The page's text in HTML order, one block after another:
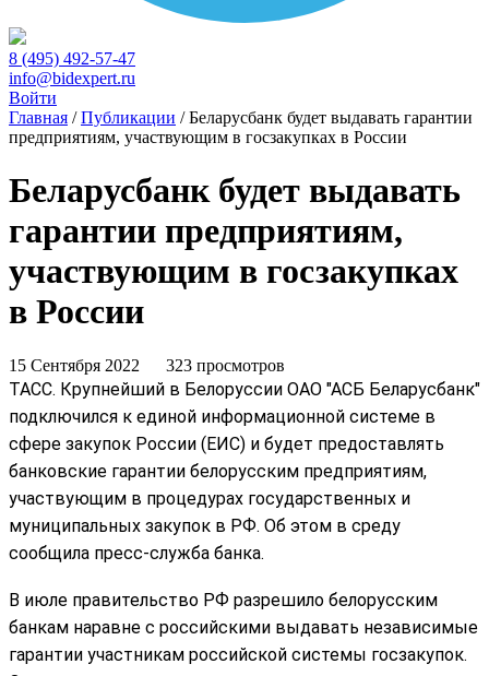
8 (495) 492-57-47
info@bidexpert.ru
Войти
Главная /Публикации /Беларусбанк будет выдавать гарантии
предприятиям, участвующим в госзакупках в России
Беларусбанк будет выдавать
гарантии предприятиям,
участвующим в госзакупках
в России
15 Сентября 2022 323 просмотров
ТАСС. Крупнейший в Белоруссии ОАО "АСБ Беларусбанк"
подключился к единой информационной системе в
сфере закупок России (ЕИС) и будет предоставлять
банковские гарантии белорусским предприятиям,
участвующим в процедурах государственных и
муниципальных закупок в РФ. Об этом в среду
сообщила пресс-служба банка.
В июле правительство РФ разрешило белорусским
банкам наравне с российскими выдавать независимые
гарантии участникам российской системы госзакупок.